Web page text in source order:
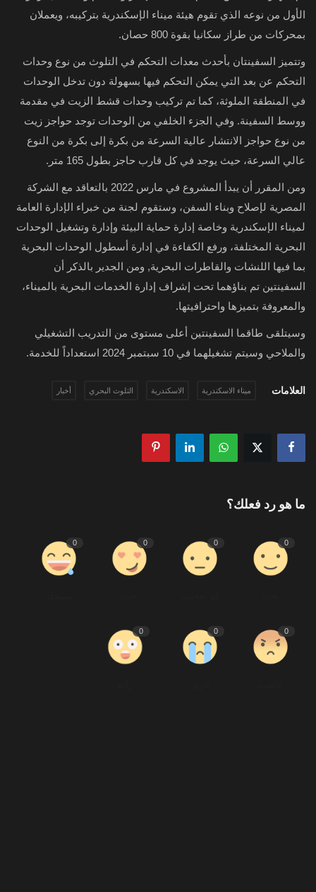
الأول من نوعه الذي تقوم هيئة ميناء الإسكندرية بتركيبه، ويعملان
بمحركات من طراز سكانيا بقوة 800 حصان.
وتتميز السفينتان بأحدث معدات التحكم في التلوث من نوع وحدات
التحكم عن بعد التي يمكن التحكم فيها بسهولة دون تدخل الوحدات
في المنطقة الملوثة، كما تم تركيب وحدات قشط الزيت في مقدمة
ووسط السفينة. وفي الجزء الخلفي من الوحدات توجد حواجز زيت
من نوع حواجز الانتشار عالية السرعة من بكرة إلى بكرة من النوع
عالي السرعة، حيث يوجد في كل قارب حاجز بطول 165 متر.
ومن المقرر أن يبدأ المشروع في مارس 2022 بالتعاقد مع الشركة
المصرية لإصلاح وبناء السفن، وستقوم لجنة من خبراء الإدارة العامة
لميناء الإسكندرية وخاصة إدارة حماية البيئة وإدارة وتشغيل الوحدات
البحرية المختلفة، ورفع الكفاءة في إدارة أسطول الوحدات البحرية
بما فيها اللنشات والقاطرات البحرية, ومن الجدير بالذكر أن
السفينتين تم بناؤهما تحت إشراف إدارة الخدمات البحرية بالميناء،
والمعروفة بتميزها واحترافيتها.
وسيتلقى طاقما السفينتين أعلى مستوى من التدريب التشغيلي
والملاحي وسيتم تشغيلهما في 10 سبتمبر 2024 استعداداً للخدمة.
العلامات ميناء الاسكندرية الاسكندرية التلوث البحري أخبار
ما هو رد فعلك؟
0
0
0
0
0
0
0